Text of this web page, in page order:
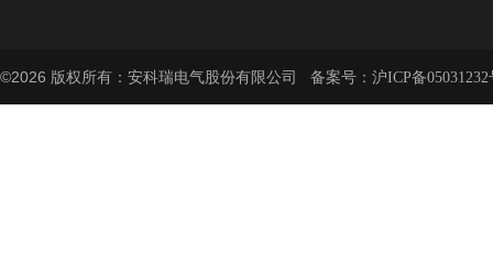
©2026 版权所有：安科瑞电气股份有限公司 备案号： 沪ICP备05031232